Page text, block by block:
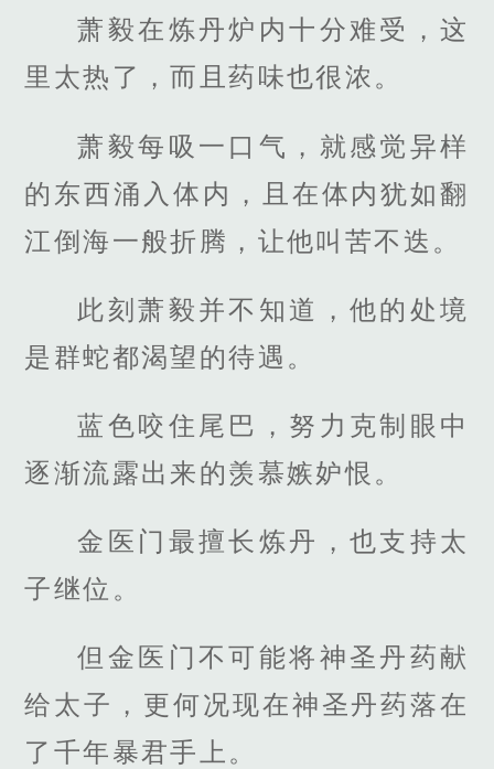
萧毅在炼丹炉内十分难受，这
里太热了，而且药味也很浓。
萧毅每吸一口气，就感觉异样
的东西涌入体内，且在体内犹如翻
江倒海一般折腾，让他叫苦不迭。
此刻萧毅并不知道，他的处境
是群蛇都渴望的待遇。
蓝色咬住尾巴，努力克制眼中
逐渐流露出来的羡慕嫉妒恨。
金医门最擅长炼丹，也支持太
子继位。
但金医门不可能将神圣丹药献
给太子，更何况现在神圣丹药落在
了千年暴君手上。